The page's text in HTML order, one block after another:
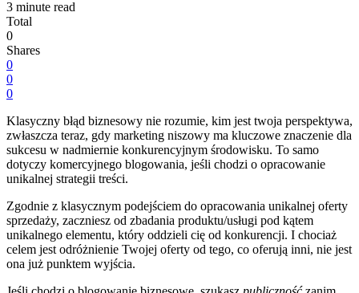
3 minute read
Total
0
Shares
0
0
0
Klasyczny błąd biznesowy nie rozumie, kim jest twoja perspektywa,
zwłaszcza teraz, gdy marketing niszowy ma kluczowe znaczenie dla
sukcesu w nadmiernie konkurencyjnym środowisku. To samo
dotyczy komercyjnego blogowania, jeśli chodzi o opracowanie
unikalnej strategii treści.
Zgodnie z klasycznym podejściem do opracowania unikalnej oferty
sprzedaży, zaczniesz od zbadania produktu/usługi pod kątem
unikalnego elementu, który oddzieli cię od konkurencji. I chociaż
celem jest odróżnienie Twojej oferty od tego, co oferują inni, nie jest
ona już punktem wyjścia.